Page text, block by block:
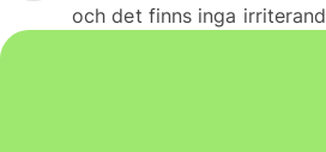
och det finns inga